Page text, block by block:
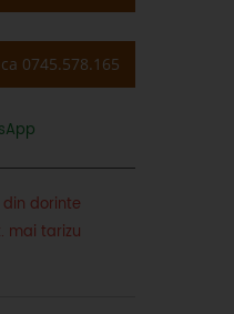
0745.578.165
dorinte
mai tarizu